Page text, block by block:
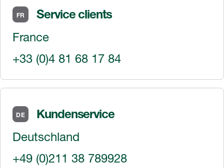
FR
Service clients
France
+33 (0)4 81 68 17 84
DE
Kundenservice
Deutschland
+49 (0)211 38 789928